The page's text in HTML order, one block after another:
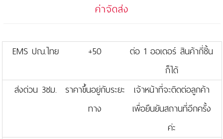
ค่าจัดส่ง
EMS ปณ.ไทย +50
ต่อ 1 ออเดอร์ สินค้ากี่ชิ้น
ก็ได้
ส่งด่วน 3ชม.
ราคาขึ้นอยู่กับระยะ
ทาง
เจ้าหน้าที่จะติดต่อลูกค้า
เพื่อยืนยันสถานที่อีกครั้ง
ค่ะ